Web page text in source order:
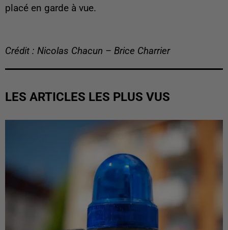
placé en garde à vue.
Crédit : Nicolas Chacun – Brice Charrier
LES ARTICLES LES PLUS VUS